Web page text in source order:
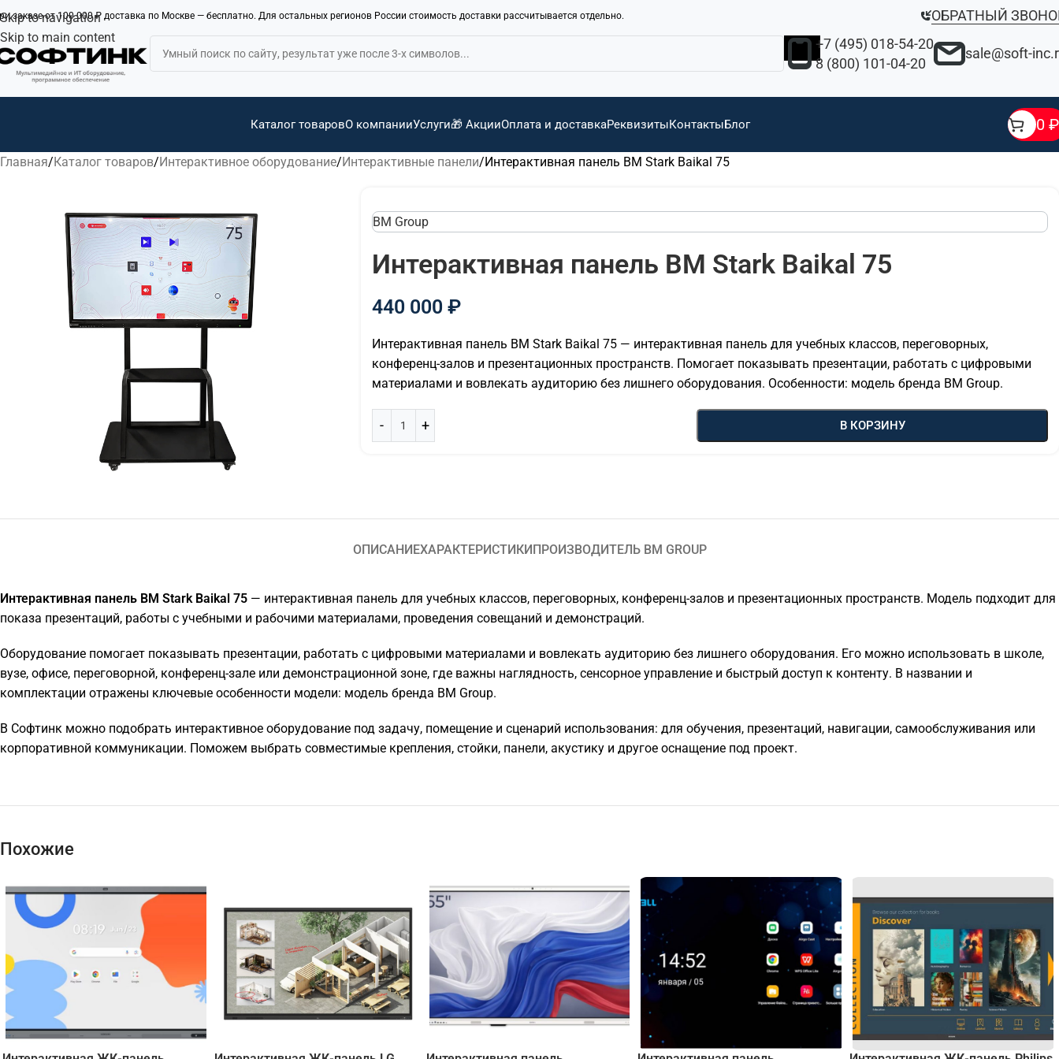
Skip to navigation
Skip to main content
заказе от 100 000 ₽ доставка по Москве — бесплатно. Для остальных регионов России стоимость доставки рассчитывается отдельно.
ОБРАТНЫЙ
+7 (495) 018-54-20
8 (800) 101-04-20
sale@soft-
Каталог товаровО компанииУслуги🎁 АкцииОплата и доставкаРеквизитыКонтактыБлог 0 ₽
Главная Каталог товаров Интерактивное оборудование Интерактивные панели Интерактивная панель BM Stark Baikal 75
BM Group
Интерактивная панель BM Stark Baikal 75
440 000 ₽
Интерактивная панель BM Stark Baikal 75 — интерактивная панель для учебных классов, переговорных,
конференц-залов и презентационных пространств. Помогает показывать презентации, работать с цифровыми
материалами и вовлекать аудиторию без лишнего оборудования. Особенности: модель бренда BM Group.
В КОРЗИНУ
ОПИСАНИЕХАРАКТЕРИСТИКИПРОИЗВОДИТЕЛЬ BM GROUP
Интерактивная панель BM Stark Baikal 75 — интерактивная панель для учебных классов, переговорных, конференц-залов и презентационных пространств. Модель подходит для
показа презентаций, работы с учебными и рабочими материалами, проведения совещаний и демонстраций.
Оборудование помогает показывать презентации, работать с цифровыми материалами и вовлекать аудиторию без лишнего оборудования. Его можно использовать в школе,
вузе, офисе, переговорной, конференц-зале или демонстрационной зоне, где важны наглядность, сенсорное управление и быстрый доступ к контенту. В названии и
комплектации отражены ключевые особенности модели: модель бренда BM Group.
В Софтинк можно подобрать интерактивное оборудование под задачу, помещение и сценарий использования: для обучения, презентаций, навигации, самообслуживания или
корпоративной коммуникации. Поможем выбрать совместимые крепления, стойки, панели, акустику и другое оснащение под проект.
Похожие